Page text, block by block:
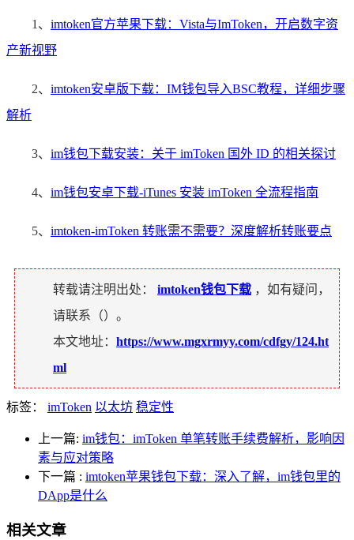
1、 imtoken官方苹果下载：Vista与ImToken，开启数字资
产新视野
2、 imtoken安卓版下载：IM钱包导入BSC教程，详细步骤
解析
3、 im钱包下载安装：关于 imToken 国外 ID 的相关探讨
4、 im钱包安卓下载-iTunes 安装 imToken 全流程指南
5、 imtoken-imToken 转账需不需要？深度解析转账要点
转载请注明出处： imtoken钱包下载 ，如有疑问，
请联系（）。
本文地址： https://www.mgxrmyy.com/cdfgy/124.ht
ml
标签： imToken 以太坊 稳定性
上一篇: im钱包：imToken 单笔转账手续费解析，影响因
素与应对策略
下一篇 : imtoken苹果钱包下载：深入了解，im钱包里的
DApp是什么
相关文章